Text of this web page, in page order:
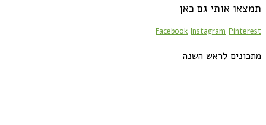
תמצאו אותי גם כאן
Facebook Instagram Pinterest
מתכונים לראש השנה